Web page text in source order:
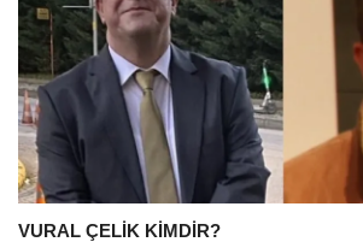
VURAL ÇELİK KİMDİR?